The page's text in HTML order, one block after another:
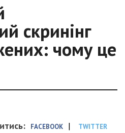
скринінг
чому це
FACEBOOK | TWITTER